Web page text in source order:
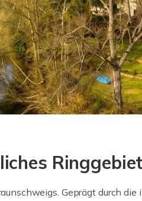
Geprägt durch